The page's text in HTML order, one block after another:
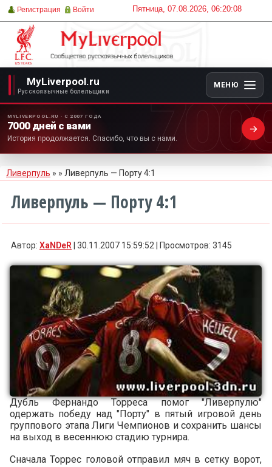
Пятница, 07.08.2026, 06:20:08
Регистрация Войти
MyLiverpool.ru
Русскоязычные болельщики
МЕНЮ
MYLIVERPOOL.RU · С 2007 ГОДА
7000 дней с вами
История продолжается. Спасибо, что вы с нами.
Ливерпуль » » Ливерпуль — Порту 4:1
Ливерпуль — Порту 4:1
Автор: XaNDeR | 30.11.2007 15:59:52 | Просмотров: 3145
Дубль Фернандо Торреса помог "Ливерпулю"
одержать победу над "Порту" в пятый игровой день
группового этапа Лиги Чемпионов и сохранить шансы
на выход в весеннюю стадию турнира.
Сначала Торрес головой отправил мяч в сетку ворот,